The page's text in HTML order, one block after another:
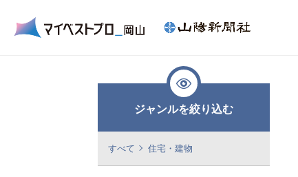
ジャンルを絞り込む
すべて 住宅・建物